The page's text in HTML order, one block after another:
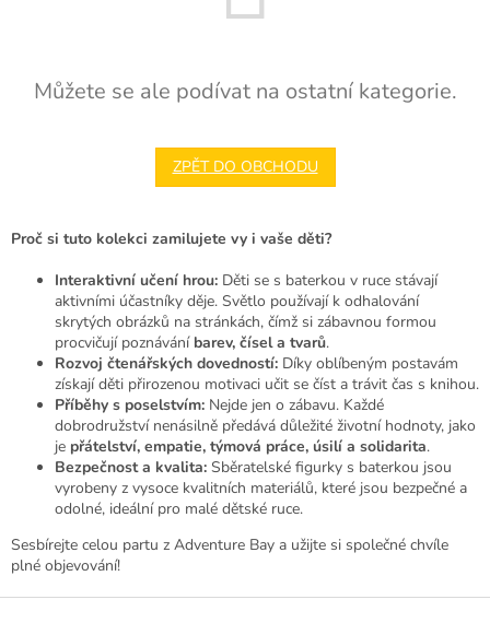
Můžete se ale podívat na ostatní kategorie.
ZPĚT DO OBCHODU
Proč si tuto kolekci zamilujete vy i vaše děti?
Interaktivní učení hrou: Děti se s baterkou v ruce stávají
aktivními účastníky děje. Světlo používají k odhalování
skrytých obrázků na stránkách, čímž si zábavnou formou
procvičují poznávání barev, čísel a tvarů.
Rozvoj čtenářských dovedností: Díky oblíbeným postavám
získají děti přirozenou motivaci učit se číst a trávit čas s knihou.
Příběhy s poselstvím: Nejde jen o zábavu. Každé
dobrodružství nenásilně předává důležité životní hodnoty, jako
je přátelství, empatie, týmová práce, úsilí a solidarita.
Bezpečnost a kvalita: Sběratelské figurky s baterkou jsou
vyrobeny z vysoce kvalitních materiálů, které jsou bezpečné a
odolné, ideální pro malé dětské ruce.
Sesbírejte celou partu z Adventure Bay a užijte si společné chvíle
plné objevování!
Z